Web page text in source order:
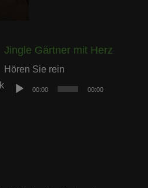
Jingle Gärtner mit Herz
Hören Sie reinAudio-
Player
00:00 00:00